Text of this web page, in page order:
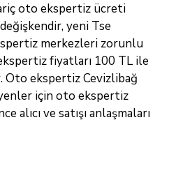
oto ekspertiz ücreti
yeni Tse
merkezleri zorunlu
fiyatları 100 TL ile
Oto ekspertiz Cevizlibağ
için oto ekspertiz
alıcı ve satışı anlaşmaları